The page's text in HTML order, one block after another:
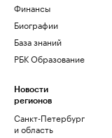
Финансы
Биографии
База знаний
РБК Образование
Новости
регионов
Санкт-Петербург
и область